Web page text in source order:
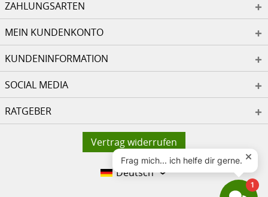
ZAHLUNGSARTEN
MEIN KUNDENKONTO
KUNDENINFORMATION
SOCIAL MEDIA
RATGEBER
Vertrag widerrufen
Deutsch